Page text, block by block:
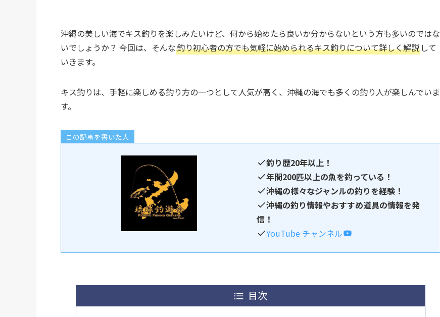
沖縄の美しい海でキス釣りを楽しみたいけど、何から始めたら良いか分からないという方も多いのではな
いでしょうか？ 今回は、そんな釣り初心者の方でも気軽に始められるキス釣りについて詳しく解説 して
いきます。
キス釣りは、手軽に楽しめる釣り方の一つとして人気が高く、沖縄の海でも多くの釣り人が楽しんでいま
す。
この記事を書いた人
釣り歴20年以上！
年間200匹以上の魚を釣っている！
沖縄の様々なジャンルの釣りを経験！
沖縄の釣り情報やおすすめ道具の情報を発
信！
YouTube チャンネル
目次